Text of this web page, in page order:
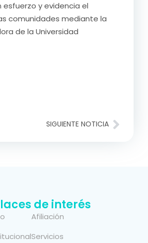
y evidencia el
comunidades mediante la
de la Universidad
SIGUIENTE NOTICIA
de interés
Afiliación
Servicios